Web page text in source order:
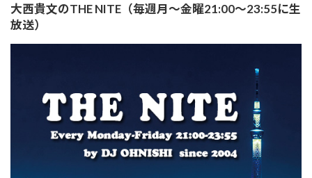
大西貴文のTHE NITE（毎週月～金曜21:00～23:55に生
放送）